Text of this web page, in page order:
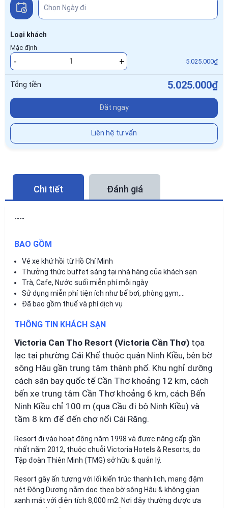
Loại khách
Mặc định
- + 5.025.000₫
Tổng tiền 5.025.000₫
Đặt ngay
Liên hệ tư vấn
Chi tiết Đánh giá
----
BAO GỒM
Vé xe khứ hồi từ Hồ Chí Minh
Thưởng thức buffet sáng tại nhà hàng của khách sạn
Trà, Cafe, Nước suối miễn phí mỗi ngày
Sử dụng miễn phí tiện ích như bể bơi, phòng gym,…
Đã bao gồm thuế và phí dịch vụ
THÔNG TIN KHÁCH SẠN
Victoria Can Tho Resort (Victoria Cần Thơ) tọa
lạc tại phường Cái Khế thuộc quận Ninh Kiều, bên bờ
sông Hậu gần trung tâm thành phố. Khu nghỉ dưỡng
cách sân bay quốc tế Cần Thơ khoảng 12 km, cách
bến xe trung tâm Cần Thơ khoảng 6 km, cách Bến
Ninh Kiều chỉ 100 m (qua Cầu đi bộ Ninh Kiều) và
tầm 8 km để đến chợ nổi Cái Răng.
Resort đi vào hoạt động năm 1998 và được nâng cấp gần
nhất năm 2012, thuộc chuỗi Victoria Hotels & Resorts, do
Tập đoàn Thiên Minh (TMG) sở hữu & quản lý.
Resort gây ấn tượng với lối kiến trúc thanh lịch, mang đậm
nét Đông Dương nằm dọc theo bờ sông Hậu & không gian
xanh mát với diện tích 8,000 m2. Nơi đây thường được ưa